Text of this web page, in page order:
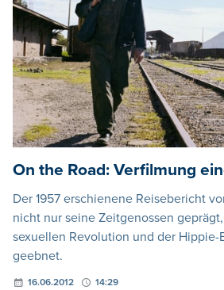
On the Road: Verfilmung
Der 1957 erschienene Reisebericht
nicht nur seine Zeitgenossen
sexuellen Revolution und der Hippie-
geebnet.
16.06.2012 14:29